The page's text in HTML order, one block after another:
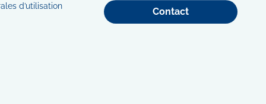
d’utilisation
Contact